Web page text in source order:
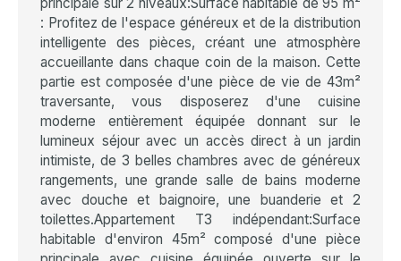
: Profitez de l'espace généreux et de la distribution
intelligente des pièces, créant une atmosphère
accueillante dans chaque coin de la maison. Cette
partie est composée d'une pièce de vie de 43m²
traversante, vous disposerez d'une cuisine
moderne entièrement équipée donnant sur le
lumineux séjour avec un accès direct à un jardin
intimiste, de 3 belles chambres avec de généreux
rangements, une grande salle de bains moderne
avec douche et baignoire, une buanderie et 2
toilettes.Appartement T3 indépendant:Surface
habitable d'environ 45m² composé d'une pièce